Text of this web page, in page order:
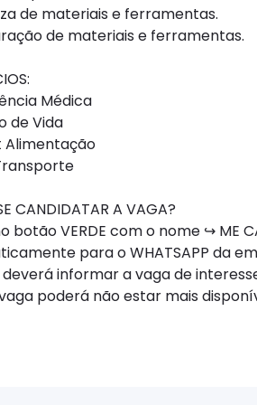
de materiais e ferramentas.
de materiais e ferramentas.
Médica
de Vida
Alimentação
CANDIDATAR A VAGA?
botão VERDE com o nome ↪ ME
para o WHATSAPP da
deverá informar a vaga de
poderá não estar mais